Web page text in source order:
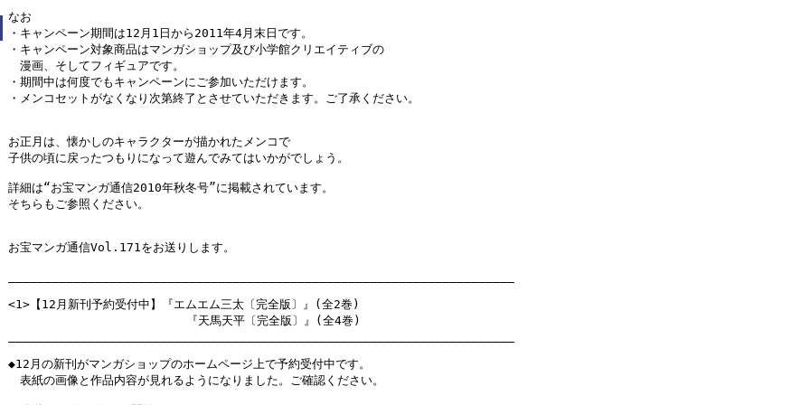
なお
・キャンペーン期間は12月1日から2011年4月末日です。
・キャンペーン対象商品はマンガショップ及び小学館クリエイティブの
漫画、そしてフィギュアです。
・期間中は何度でもキャンペーンにご参加いただけます。
・メンコセットがなくなり次第終了とさせていただきます。ご了承ください。
お正月は、懐かしのキャラクターが描かれたメンコで
子供の頃に戻ったつもりになって遊んでみてはいかがでしょう。
詳細は“お宝マンガ通信2010年秋冬号”に掲載されています。
そちらもご参照ください。
お宝マンガ通信Vol.171をお送りします。
<1>【12月新刊予約受付中】『エムエム三太〔完全版〕』(全2巻)
『天馬天平〔完全版〕』(全4巻)
◆12月の新刊がマンガショップのホームページ上で予約受付中です。
表紙の画像と作品内容が見れるようになりました。ご確認ください。